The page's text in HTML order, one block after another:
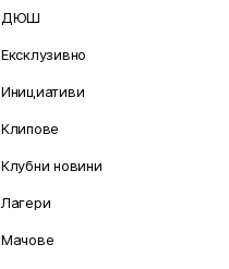
ДЮШ
Ексклузивно
Инициативи
Клипове
Клубни новини
Лагери
Мачове